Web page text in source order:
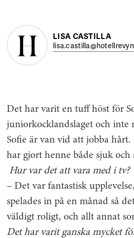
LISA CASTILLA
Det har varit en tuff höst för
juniorkocklandslaget och inte
Sofie är van vid att jobba
har gjort henne både sjuk
Hur var det att vara med i tv?
– Det var fantastisk
spelades in på en månad så
väldigt roligt, och allt annat
Det har varit ganska mycket